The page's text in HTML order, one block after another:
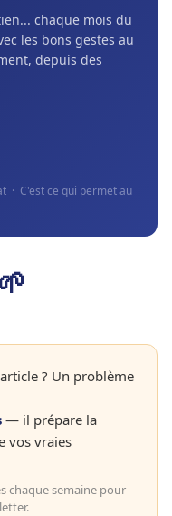
chaque mois du
les bons gestes au
depuis des
· C'est ce qui permet au
? Un problème
— il prépare la
vos vraies
chaque semaine pour